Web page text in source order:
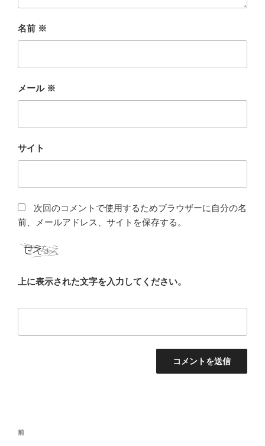
名前 ※
メール ※
サイト
次回のコメントで使用するためブラウザーに自分の名
前、メールアドレス、サイトを保存する。
上に表示された文字を入力してください。
投
前
前